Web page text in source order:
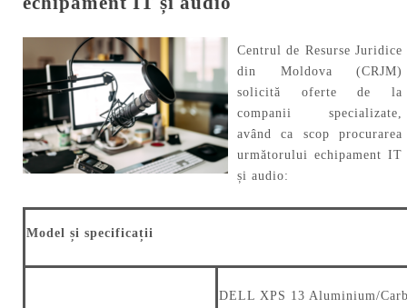
Centrul de Resurse Juridice
din Moldova (CRJM)
solicită oferte de la
companii specializate,
având ca scop procurarea
următorului echipament IT
și audio:
Model și specificații
DELL XPS 13 Aluminium/